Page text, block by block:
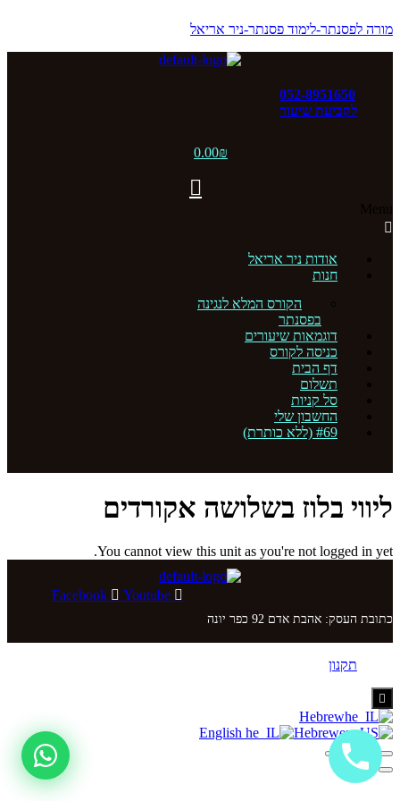
מורה לפסנתר-לימוד פסנתר-ניר אריאל
052-8951650
לקביעת שיעור
0.00₪
אודות ניר אריאל
חנות
הקורס המלא לנגינה
בפסנתר
דוגמאות שיעורים
כניסה לקורס
דף הבית
תשלום
סל קניות
החשבון שלי
#69 (ללא כותרת)
ליווי בלוז בשלושה אקורדים
You cannot view this unit as you're not logged in yet.
Facebook Youtube
כתובת העסק: אהבת אדם 92 כפר יונה
תקנון
Hamburger
Toggle
Menu
Hebrew
English
Hebrew